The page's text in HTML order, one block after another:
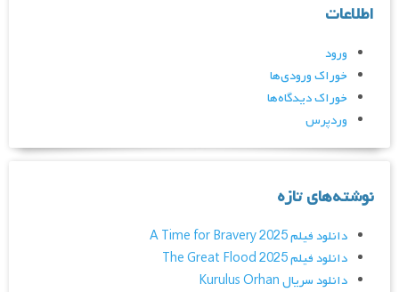
اطلاعات
ورود
خوراک ورودی‌ها
خوراک دیدگاه‌ها
وردپرس
نوشته‌های تازه
دانلود فیلم A Time for Bravery 2025
دانلود فیلم The Great Flood 2025
دانلود سریال Kurulus Orhan